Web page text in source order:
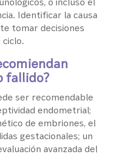
Identificar la causa
tomar decisiones
fallido?
ser recomendable
endometrial;
de embriones, el
gestacionales; un
avanzada del